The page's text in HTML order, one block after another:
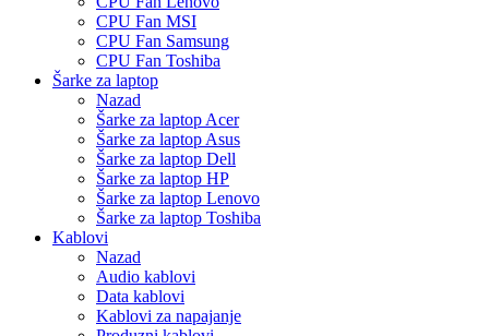
CPU Fan MSI
CPU Fan Samsung
CPU Fan Toshiba
Šarke za laptop
Nazad
Šarke za laptop Acer
Šarke za laptop Asus
Šarke za laptop Dell
Šarke za laptop HP
Šarke za laptop Lenovo
Šarke za laptop Toshiba
Kablovi
Nazad
Audio kablovi
Data kablovi
Kablovi za napajanje